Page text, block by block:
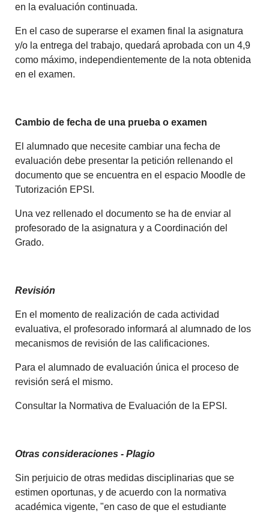
en la evaluación continuada.
En el caso de superarse el examen final la asignatura
y/o la entrega del trabajo, quedará aprobada con un 4,9
como máximo, independientemente de la nota obtenida
en el examen.
Cambio de fecha de una prueba o examen
El alumnado que necesite cambiar una fecha de
evaluación debe presentar la petición rellenando el
documento que se encuentra en el espacio Moodle de
Tutorización EPSI.
Una vez rellenado el documento se ha de enviar al
profesorado de la asignatura y a Coordinación del
Grado.
Revisión
En el momento de realización de cada actividad
evaluativa, el profesorado informará al alumnado de los
mecanismos de revisión de las calificaciones.
Para el alumnado de evaluación única el proceso de
revisión será el mismo.
Consultar la Normativa de Evaluación de la EPSI.
Otras consideraciones - Plagio
Sin perjuicio de otras medidas disciplinarias que se
estimen oportunas, y de acuerdo con la normativa
académica vigente, "en caso de que el estudiante